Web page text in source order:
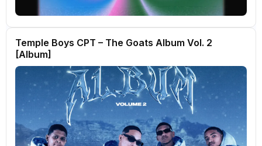
Temple Boys CPT – The Goats Album Vol. 2
[Album]